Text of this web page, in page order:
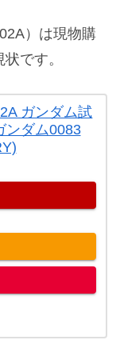
）は現物購
です。
ガンダム試
ンダム0083